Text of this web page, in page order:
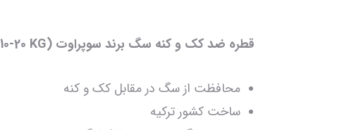
قطره ضد کک و کنه سگ برند سوپراوت SUPRAVET-BIO SPOT ON (10-20 KG)
محافظت از سگ در مقابل کک و کنه
ساخت کشور ترکیه